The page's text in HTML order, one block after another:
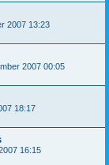
2007 13:23
2007 00:05
18:17
16:15